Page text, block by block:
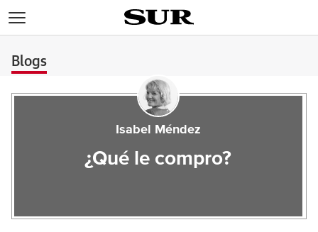
Blogs
Isabel Méndez
¿Qué le compro?